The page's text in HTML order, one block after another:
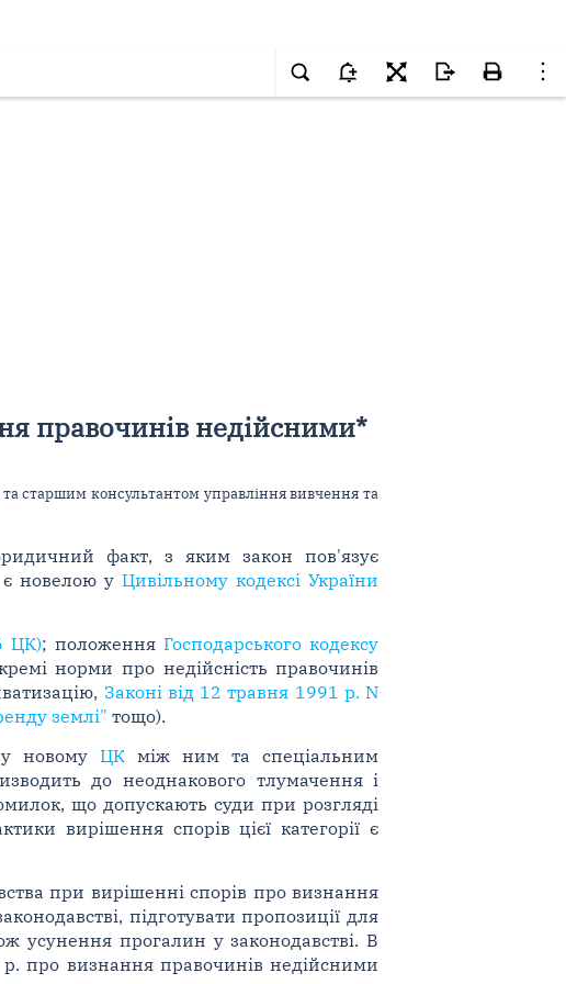
правочинів недійсними*
старшим консультантом управління вивчення та
факт, з яким закон пов'язує
є новелою уЦивільному кодексі України
ЦК); положенняГосподарського кодексу
норми про недійсність правочинів
Законі від 12 травня 1991 р. N
землі" тощо).
у новомуЦК між ним та спеціальним
до неоднакового тлумачення і
що допускають суди при розгляді
вирішення спорів цієї категорії є
при вирішенні спорів про визнання
підготувати пропозиції для
усунення прогалин у законодавстві. В
р. про визнання правочинів недійсними